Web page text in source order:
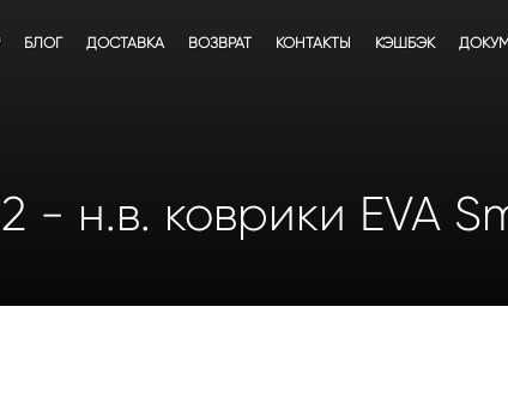
БЛОГ ДОСТАВКА ВОЗВРАТ КОНТАКТЫ КЭШБЭК
- н.в. коврики EVA